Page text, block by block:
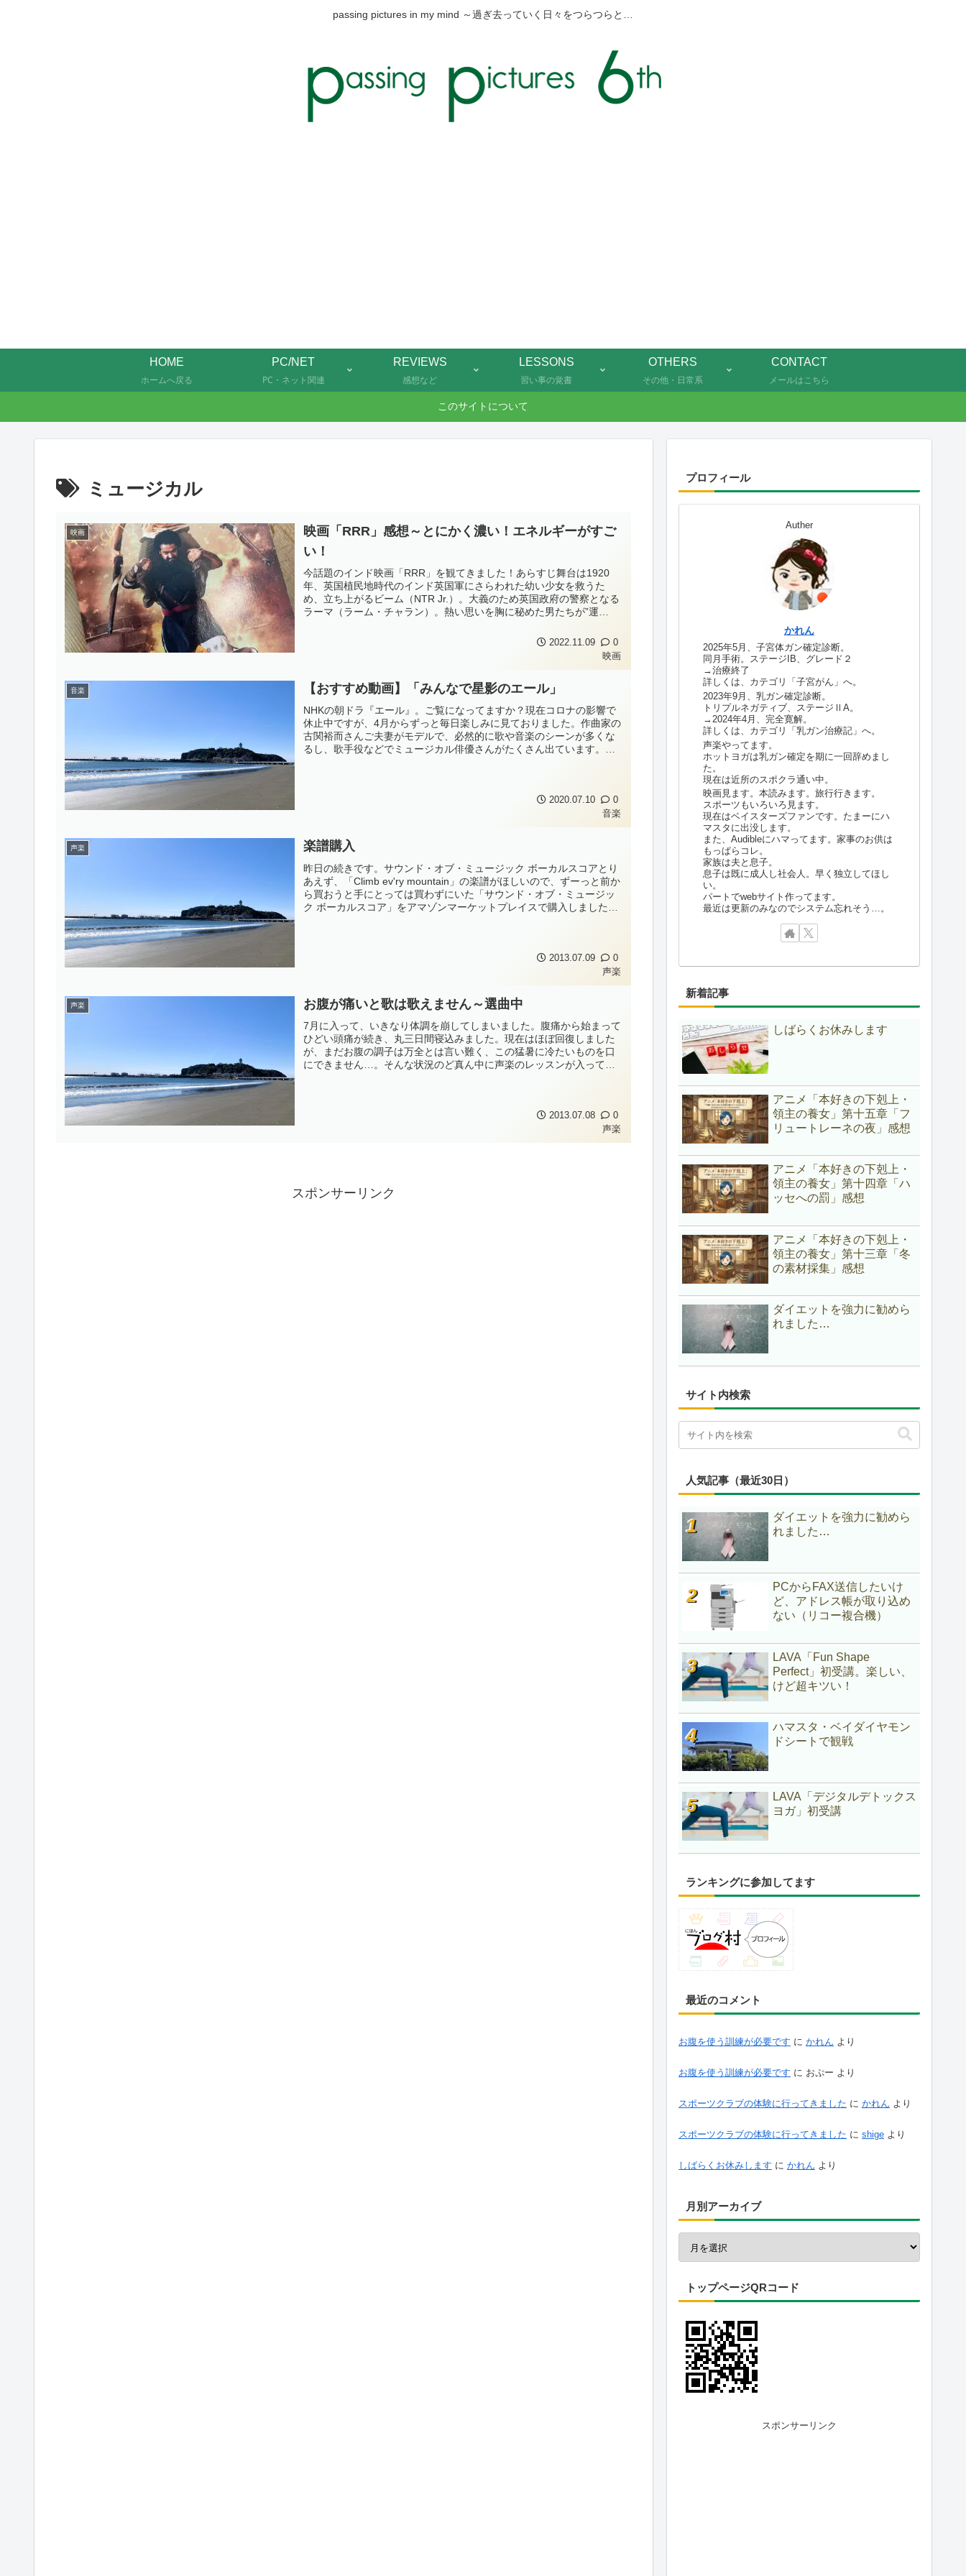
passing pictures in my mind ～過ぎ去っていく日々をつらつらと…
HOME
ホームへ戻る
PC/NET
PC・ネット関連
REVIEWS
感想など
LESSONS
習い事の覚書
OTHERS
その他・日常系
CONTACT
メールはこちら
このサイトについて
ミュージカル
映画
映画「RRR」感想～とにかく濃い！エネルギーがすご
い！
今話題のインド映画「RRR」を観てきました！あらすじ舞台は1920
年、英国植民地時代のインド英国軍にさらわれた幼い少女を救うた
め、立ち上がるビーム（NTR Jr.）。大義のため英国政府の警察となる
ラーマ（ラーム・チャラン）。熱い思いを胸に秘めた男たちが”運
っかけに、それぞれの”宿命”に切り裂かれる2人はやがて究極の選択を
2022.11.09
0
映画
音楽 【おすすめ動画】「みんなで星影のエール」
NHKの朝ドラ『エール』。ご覧になってますか？現在コロナの影響で
休止中ですが、4月からずっと毎日楽しみに見ておりました。作曲家の
古関裕而さんご夫妻がモデルで、必然的に歌や音楽のシーンが多くな
るし、歌手役などでミュージカル俳優さんがたくさん出ています。特
2020.07.10
0
音楽
声楽 楽譜購入
昨日の続きです。サウンド・オブ・ミュージック ボーカルスコアとり
あえず、「Climb ev'ry mountain」の楽譜がほしいので、ずーっと前か
ら買おうと手にとっては買わずにいた「サウンド・オブ・ミュージッ
ク ボーカルスコア」をアマゾンマーケットプレイスで購入しました。
2013.07.09
0
声楽
声楽 お腹が痛いと歌は歌えません～選曲中
7月に入って、いきなり体調を崩してしまいました。腹痛から始まって
ひどい頭痛が続き、丸三日間寝込みました。現在はほぼ回復しました
が、まだお腹の調子は万全とは言い難く、この猛暑に冷たいものを口
にできません…。そんな状況のど真ん中に声楽のレッスンが入ってい
2013.07.08
0
声楽
スポンサーリンク
プロフィール
Auther
かれん
2025年5月、子宮体ガン確定診断。
同月手術。ステージIB、グレード２
→治療終了
詳しくは、カテゴリ「子宮がん」へ。
2023年9月、乳ガン確定診断。
トリプルネガティブ、ステージⅡA。
→2024年4月、完全寛解。
詳しくは、カテゴリ「乳ガン治療記」へ。
声楽やってます。
ホットヨガは乳ガン確定を期に一回辞めまし
た。
現在は近所のスポクラ通い中。
映画見ます。本読みます。旅行行きます。
スポーツもいろいろ見ます。
現在はベイスターズファンです。たまーにハ
マスタに出没します。
また、Audibleにハマってます。家事のお供は
もっぱらコレ。
家族は夫と息子。
息子は既に成人し社会人。早く独立してほし
い。
パートでwebサイト作ってます。
最近は更新のみなのでシステム忘れそう…。
新着記事
しばらくお休みします
アニメ「本好きの下剋上・
領主の養女」第十五章「フ
リュートレーネの夜」感想
アニメ「本好きの下剋上・
領主の養女」第十四章「ハ
ッセへの罰」感想
アニメ「本好きの下剋上・
領主の養女」第十三章「冬
の素材採集」感想
ダイエットを強力に勧めら
れました…
サイト内検索
人気記事（最近30日）
ダイエットを強力に勧めら
れました…
PCからFAX送信したいけ
ど、アドレス帳が取り込め
ない（リコー複合機）
LAVA「Fun Shape
Perfect」初受講。楽しい、
けど超キツい！
ハマスタ・ベイダイヤモン
ドシートで観戦
LAVA「デジタルデトックス
ヨガ」初受講
ランキングに参加してます
最近のコメント
お腹を使う訓練が必要です に かれん より
お腹を使う訓練が必要です に おぷー より
スポーツクラブの体験に行ってきました に かれん より
スポーツクラブの体験に行ってきました に shige より
しばらくお休みします に かれん より
月別アーカイブ
トップページQRコード
スポンサーリンク